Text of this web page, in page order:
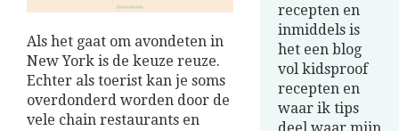
Als het gaat om avondeten in
New York is de keuze reuze.
Echter als toerist kan je soms
overdonderd worden door de
vele chain restaurants en
recepten en
inmiddels is
het een blog
vol kidsproof
recepten en
waar ik tips